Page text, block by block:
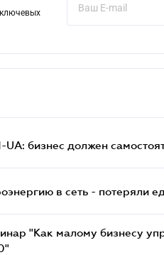
UA: бизнес должен
в сеть - потеряли
"Как малому бизнесу